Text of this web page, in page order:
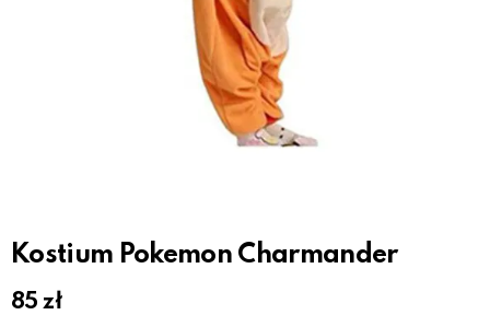
Kostium Pokemon Charmander
85zł